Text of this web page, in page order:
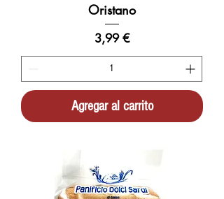
Oristano
Precio
3,99 €
Agregar al carrito